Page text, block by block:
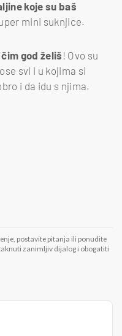
koje su baš
mini suknjice.
god želiš ! Ovo su
svi i u kojima si
i da idu s njima.
postavite pitanja ili ponudite
zanimljiv dijalog i obogatiti